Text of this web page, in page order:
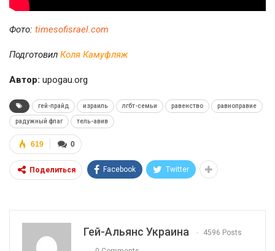
Фото: timesofisrael.com
Подготовил Коля Камуфляж
Автор: upogau.org
гей-прайд израиль лгбт-семьи равенство равноправие
радужный флаг тель-авив
0
619
Поделиться Facebook Twitter
Гей-Альянс Украина 4596 Posts